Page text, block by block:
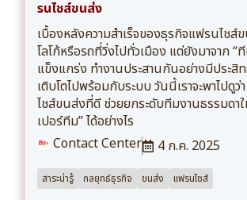
รนไชส์ขนส่ง
เบื้องหลังความสำเร็จของธุรกิจแฟรนไชส์
โลโก้หรือรถที่วิ่งไปทั่วเมือง แต่ยังมาจาก
แข็งแกร่ง ทำงานประสานกันอย่างมีประสิ
เติบโตไปพร้อมกับระบบ วันนี้เราจะพาไปดู
ไชส์ขนส่งที่ดี ช่วยยกระดับทีมงานธรรมดา
เปอร์ทีม” ได้อย่างไร
Contact Center
4 ก.ค. 2025
สาระน่ารู้ กลยุทธ์ธุรกิจ ขนส่ง แฟรนไชส์